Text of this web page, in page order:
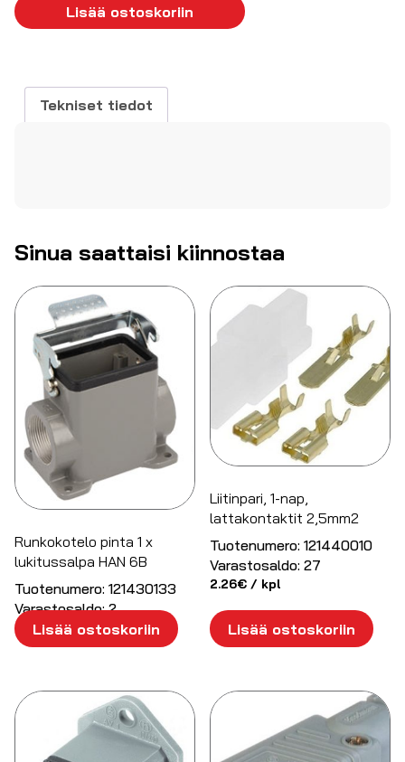
nap+PE
Lisää ostoskoriin
Tekniset tiedot
Sinua saattaisi kiinnostaa
Runkokotelo pinta 1 x
lukitussalpa HAN 6B
Tuotenumero: 121430133
Varastosaldo:2
17.48€/ kpl
Lisää ostoskoriin
Liitinpari, 1-nap,
lattakontaktit 2,5mm2
Tuotenumero: 121440010
Varastosaldo: 27
2.26€ / kpl
Lisää ostoskoriin